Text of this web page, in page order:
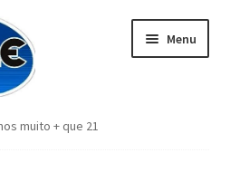
Menu
muito + que 21